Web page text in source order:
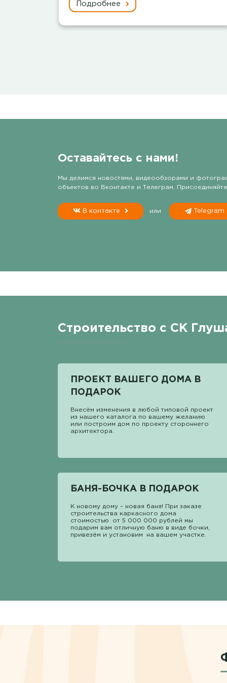
Подробнее
Оставайтесь с нами!
Мы делимся новостями, видеообзорами и
объектов во Вконтакте и Телеграм.
В контакте или Telegram
Строительство с СК
ПРОЕКТ ВАШЕГО ДОМА В
ПОДАРОК
Внесём изменения в любой типовой проект
из нашего каталога по вашему желанию
или построим дом по проекту стороннего
архитектора.
БАНЯ-БОЧКА В ПОДАРОК
К новому дому – новая баня! При заказе
строительства каркасного дома
стоимостью от 5 000 000 рублей мы
подарим вам отличную баню в виде бочки,
привезём и установим на вашем участке.